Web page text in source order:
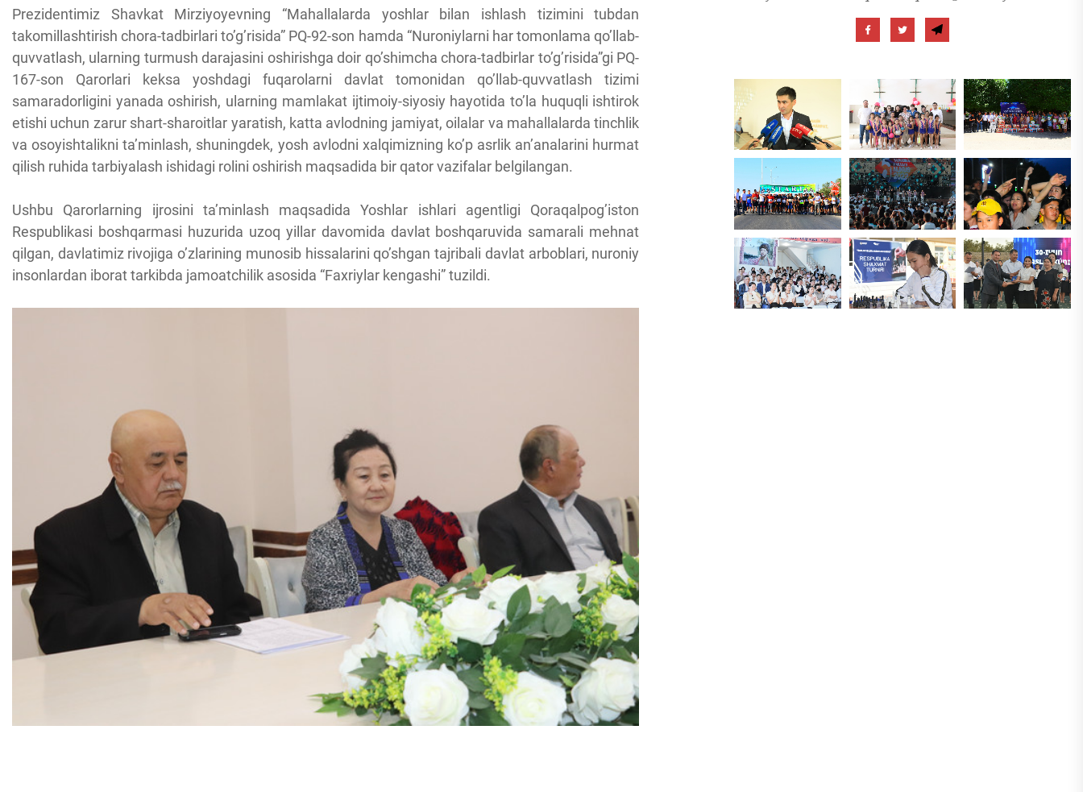
Prezidentimiz Shavkat Mirziyoyevning “Mahallalarda yoshlar bilan ishlash tizimini tubdan
takomillashtirish chora-tadbirlari to’g’risida” PQ-92-son hamda “Nuroniylarni har tomonlama qo’llab-
quvvatlash, ularning turmush darajasini oshirishga doir qo’shimcha chora-tadbirlar to’g’risida”gi PQ-
167-son Qarorlari keksa yoshdagi fuqarolarni davlat tomonidan qo’llab-quvvatlash tizimi
samaradorligini yanada oshirish, ularning mamlakat ijtimoiy-siyosiy hayotida to’la huquqli ishtirok
etishi uchun zarur shart-sharoitlar yaratish, katta avlodning jamiyat, oilalar va mahallalarda tinchlik
va osoyishtalikni ta’minlash, shuningdek, yosh avlodni xalqimizning ko’p asrlik an’analarini hurmat
qilish ruhida tarbiyalash ishidagi rolini oshirish maqsadida bir qator vazifalar belgilangan.
Ushbu Qarorlarning ijrosini ta’minlash maqsadida Yoshlar ishlari agentligi Qoraqalpog’iston
Respublikasi boshqarmasi huzurida uzoq yillar davomida davlat boshqaruvida samarali mehnat
qilgan, davlatimiz rivojiga o’zlarining munosib hissalarini qo’shgan tajribali davlat arboblari, nuroniy
insonlardan iborat tarkibda jamoatchilik asosida “Faxriylar kengashi” tuzildi.